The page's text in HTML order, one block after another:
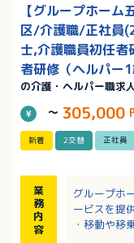
【グループホー
区/介護職/正社員
士,介護職員初任
者研修（ヘルパー
の介護・ヘルパー職求
～ 305,000
新着 2交替 正社員
業
務
内
容
グループホ
ービスを提
・移動や移